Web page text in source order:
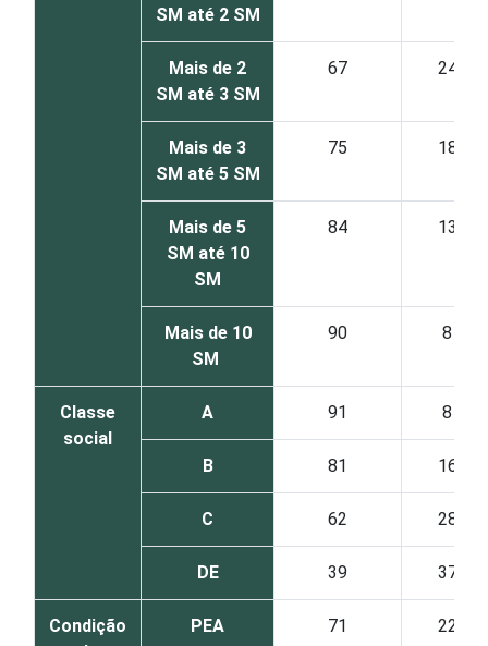
SM até 2 SM
Mais de 2
SM até 3 SM
67 24
Mais de 3
SM até 5 SM
75 18
Mais de 5
SM até 10
SM
84 13
Mais de 10
SM
90 8
Classe
social
A 91 8
B 81 16
C 62 28
DE 39 37
Condição
PEA 71 22